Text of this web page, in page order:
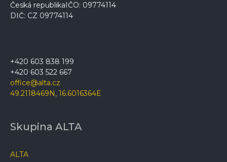
Česká republikaIČO: 09774114
DIČ: CZ 09774114
+420 603 838 199
+420 603 522 667
office@alta.cz
49.2118469N, 16.6016364E
Skupina ALTA
ALTA